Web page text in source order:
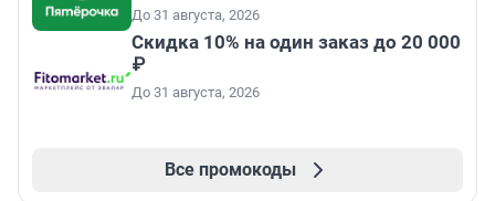
До 31 августа, 2026
Скидка 10% на один заказ до 20 000
₽
До 31 августа, 2026
Все промокоды